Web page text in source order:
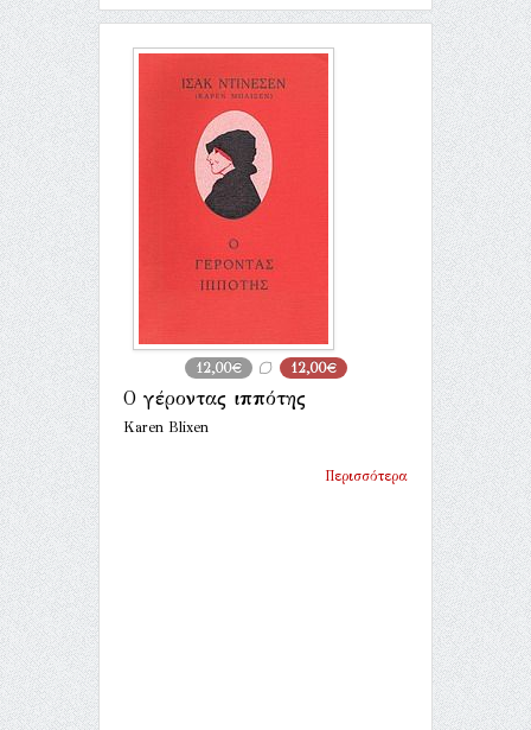
12,00€ 12,00€
Ο γέροντας ιππότης
Karen Blixen
Περισσότερα